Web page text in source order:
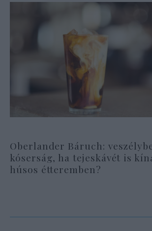
Oberlander Báruch:
kóserság, ha tejeskávét is
húsos étteremben?